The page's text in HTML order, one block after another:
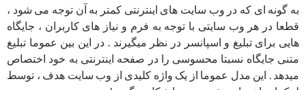
به گونه ای که در وب سایت های اینترنتی کمتر به آن توجه می شود ،
قطعا در هر وب سایتی با توجه به فرم و نیاز های کاربران ، جایگاه
هایی برای تبلیغ و اسپانسر در نظر میگیرند . در این بین عموما تبلیغ
متنی جایگاه نسبتا محسوسی را در صفحه اینترنتی به خود اختصاص
میدهد . این مدل عموما از یک واژه کلیدی از وب سایت هدف ، توسط